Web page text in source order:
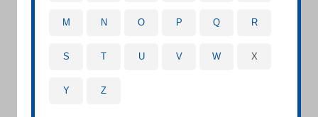
M N O P Q R
S T U V W X
Y Z